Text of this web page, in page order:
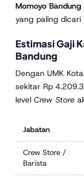
Momoyo Bandung
yang paling dicari
Estimasi Gaji
Bandung
Dengan UMK
sekitar Rp
level Crew Store
Jabatan
Crew Store /
Barista